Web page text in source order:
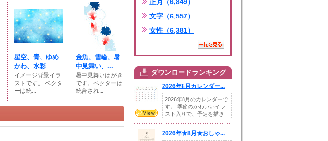
星空、青、ゆめ
かわ、水彩
イメージ背景イラ
ストです。 ベクタ
ーは統...
金魚、雪輪、暑
中見舞い、...
暑中見舞いはがき
です。ベクターは
統合され...
正月（6,849）
文字（6,557）
女性（6,381）
ダウンロードランキング
2026年8月カレンダー...
2026年8月のカレンダーで
す。 季節のかわいいイラ
スト入りで、予定を描き
2026年★8月★おしゃ...